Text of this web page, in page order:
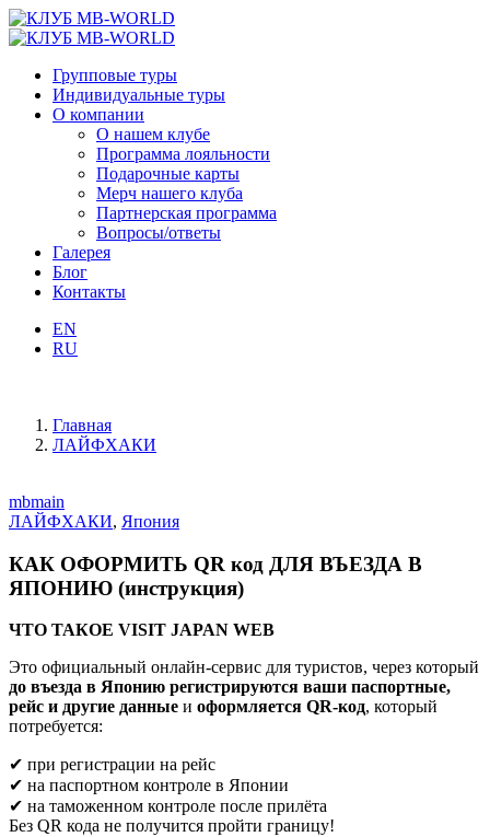
Групповые туры
Индивидуальные туры
О компании
О нашем клубе
Программа лояльности
Подарочные карты
Мерч нашего клуба
Партнерская программа
Вопросы/ответы
Галерея
Блог
Контакты
EN
RU
Главная
ЛАЙФХАКИ
mbmain
ЛАЙФХАКИ, Япония
КАК ОФОРМИТЬ QR код ДЛЯ ВЪЕЗДА В
ЯПОНИЮ (инструкция)
ЧТО ТАКОЕ VISIT JAPAN WEB
Это официальный онлайн-сервис для туристов, через который
до въезда в Японию регистрируются ваши паспортные,
рейс и другие данные и оформляется QR-код, который
потребуется:
✔ при регистрации на рейс
✔ на паспортном контроле в Японии
✔ на таможенном контроле после прилёта
Без QR кода не получится пройти границу!